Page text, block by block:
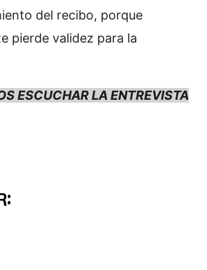
del recibo, porque
pierde validez para la
ESCUCHAR LA ENTREVISTA